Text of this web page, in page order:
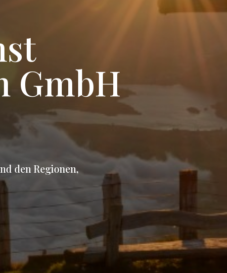
GmbH
den Regionen,